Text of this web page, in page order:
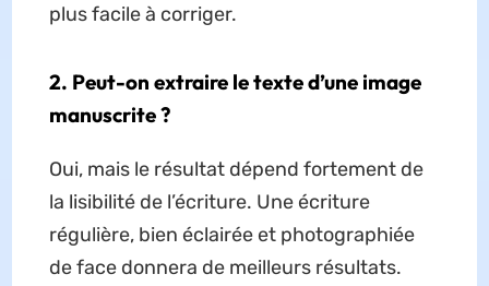
plus facile à corriger.
2. Peut-on extraire le texte d’une image
manuscrite ?
Oui, mais le résultat dépend fortement de
la lisibilité de l’écriture. Une écriture
régulière, bien éclairée et photographiée
de face donnera de meilleurs résultats.